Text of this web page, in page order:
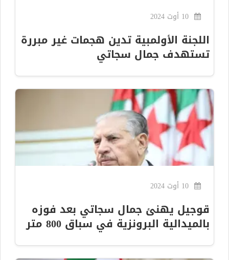
اللجنة الأولمبية تدين هجمات غير مبررة
تستهدف جمال سجاتي
قوجيل يهنئ جمال سجاتي بعد فوزه
بالميدالية البرونزية في سباق 800 متر